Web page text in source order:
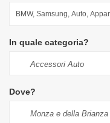
In quale categoria?
Dove?